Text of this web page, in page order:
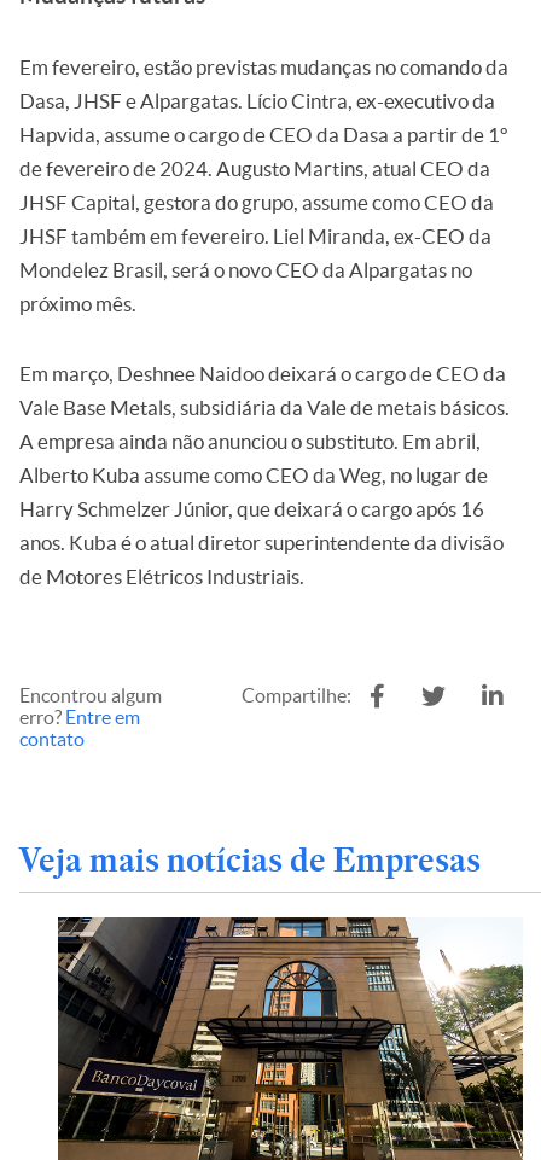
Em fevereiro, estão previstas mudanças no comando da
Dasa, JHSF e Alpargatas. Lício Cintra, ex-executivo da
Hapvida, assume o cargo de CEO da Dasa a partir de 1º
de fevereiro de 2024. Augusto Martins, atual CEO da
JHSF Capital, gestora do grupo, assume como CEO da
JHSF também em fevereiro. Liel Miranda, ex-CEO da
Mondelez Brasil, será o novo CEO da Alpargatas no
próximo mês.
Em março, Deshnee Naidoo deixará o cargo de CEO da
Vale Base Metals, subsidiária da Vale de metais básicos.
A empresa ainda não anunciou o substituto. Em abril,
Alberto Kuba assume como CEO da Weg, no lugar de
Harry Schmelzer Júnior, que deixará o cargo após 16
anos. Kuba é o atual diretor superintendente da divisão
de Motores Elétricos Industriais.
Encontrou algum
erro? Entre em
contato
Compartilhe:
Veja mais notícias de Empresas